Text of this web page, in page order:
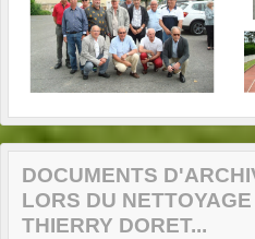
DOCUMENTS
LORS DU
THIERRY DORET...